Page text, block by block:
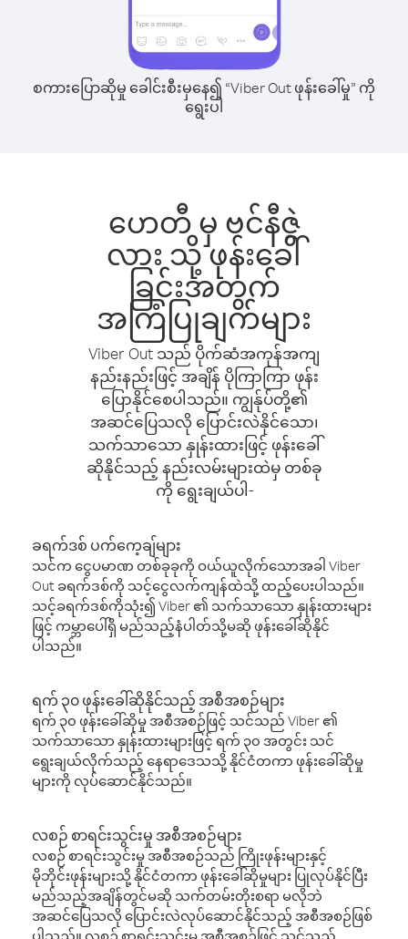
စကားပြောဆိုမှု ခေါင်းစီးမှနေ၍ “Viber Out ဖုန်းခေါ်မှု” ကို
ရွေးပါ
ဟေတီ မှ ဗင်နီဇွဲ
လား သို့ ဖုန်းခေါ်
ခြင်းအတွက်
အကြံပြုချက်များ
Viber Out သည် ပိုက်ဆံအကုန်အကျ
နည်းနည်းဖြင့် အချိန် ပိုကြာကြာ ဖုန်း
ပြောနိုင်စေပါသည်။ ကျွန်ုပ်တို့၏
အဆင်ပြေသလို ပြောင်းလဲနိုင်သော၊
သက်သာသော နှုန်းထားဖြင့် ဖုန်းခေါ်
ဆိုနိုင်သည့် နည်းလမ်းများထဲမှ တစ်ခု
ကို ရွေးချယ်ပါ-
ခရက်ဒစ် ပက်ကေ့ချ်များ
သင်က ငွေပမာဏ တစ်ခုခုကို ဝယ်ယူလိုက်သောအခါ Viber
Out ခရက်ဒစ်ကို သင့်ငွေလက်ကျန်ထဲသို့ ထည့်ပေးပါသည်။
သင့်ခရက်ဒစ်ကိုသုံး၍ Viber ၏ သက်သာသော နှုန်းထားများ
ဖြင့် ကမ္ဘာပေါ်ရှိ မည်သည့်နံပါတ်သို့မဆို ဖုန်းခေါ်ဆိုနိုင်
ပါသည်။
ရက် ၃၀ ဖုန်းခေါ်ဆိုနိုင်သည့် အစီအစဉ်များ
ရက် ၃၀ ဖုန်းခေါ်ဆိုမှု အစီအစဉ်ဖြင့် သင်သည် Viber ၏
သက်သာသော နှုန်းထားများဖြင့် ရက် ၃၀ အတွင်း သင်
ရွေးချယ်လိုက်သည့် နေရာဒေသသို့ နိုင်ငံတကာ ဖုန်းခေါ်ဆိုမှု
များကို လုပ်ဆောင်နိုင်သည်။
လစဉ် စာရင်းသွင်းမှု အစီအစဉ်များ
လစဉ် စာရင်းသွင်းမှု အစီအစဉ်သည် ကြိုးဖုန်းများနှင့်
မိုဘိုင်းဖုန်းများသို့ နိုင်ငံတကာ ဖုန်းခေါ်ဆိုမှုများ ပြုလုပ်နိုင်ပြီး
မည်သည့်အချိန်တွင်မဆို သက်တမ်းတိုးစရာ မလိုဘဲ
အဆင်ပြေသလို ပြောင်းလဲလုပ်ဆောင်နိုင်သည့် အစီအစဉ်ဖြစ်